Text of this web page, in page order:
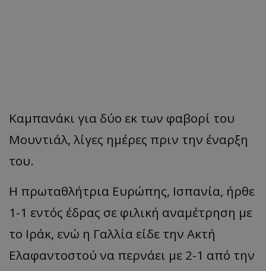
Καμπανάκι για δύο εκ των φαβορί του
Μουντιάλ, λίγες ημέρες πριν την έναρξη
του.
Η πρωταθλήτρια Ευρώπης, Ισπανία, ήρθε
1-1 εντός έδρας σε φιλική αναμέτρηση με
το Ιράκ, ενώ η Γαλλία είδε την Ακτή
Ελαφαντοστού να περνάει με 2-1 από την